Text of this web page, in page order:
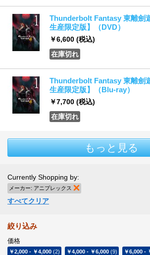
Thunderbolt Fantasy 東離劍
生産限定版】（DVD）
￥6,600 (税込)
在庫切れ
Thunderbolt Fantasy 東離劍
生産限定版】（Blu-ray）
￥7,700 (税込)
在庫切れ
もっと見る
Currently Shopping by:
メーカー: アニプレックス
すべてクリア
絞り込み
価格
￥2,000 - ￥4,000 (2) ￥4,000 - ￥6,000 (9) ￥6,000 -